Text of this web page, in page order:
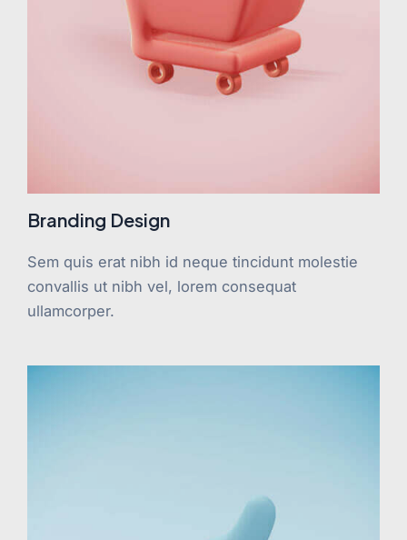
Branding Design
Sem quis erat nibh id neque tincidunt molestie
convallis ut nibh vel, lorem consequat
ullamcorper.